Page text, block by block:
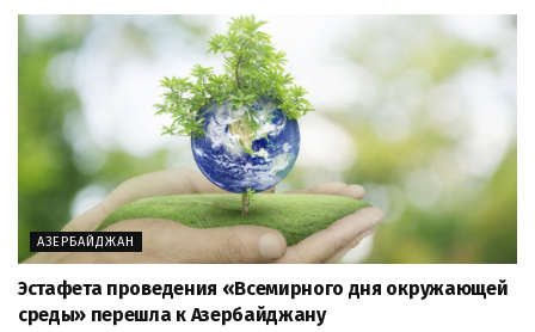
АЗЕРБАЙДЖАН
Эстафета проведения «Всемирного дня окружающей
среды» перешла к Азербайджану